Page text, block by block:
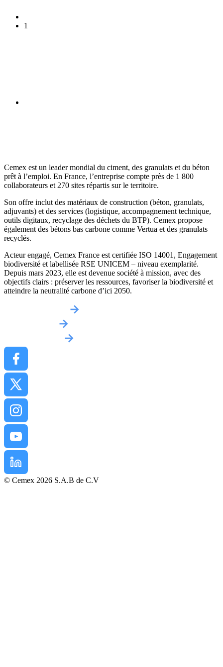
1
Cemex est un leader mondial du ciment, des granulats et du béton
prêt à l’emploi. En France, l’entreprise compte près de 1 800
collaborateurs et 270 sites répartis sur le territoire.
Son offre inclut des matériaux de construction (béton, granulats,
adjuvants) et des services (logistique, accompagnement technique,
outils digitaux, recyclage des déchets du BTP). Cemex propose
également des bétons bas carbone comme Vertua et des granulats
recyclés.
Acteur engagé, Cemex France est certifiée ISO 14001, Engagement
biodiversité et labellisée RSE UNICEM – niveau exemplarité.
Depuis mars 2023, elle est devenue société à mission, avec des
objectifs clairs : préserver les ressources, favoriser la biodiversité et
atteindre la neutralité carbone d’ici 2050.
© Cemex 2026 S.A.B de C.V